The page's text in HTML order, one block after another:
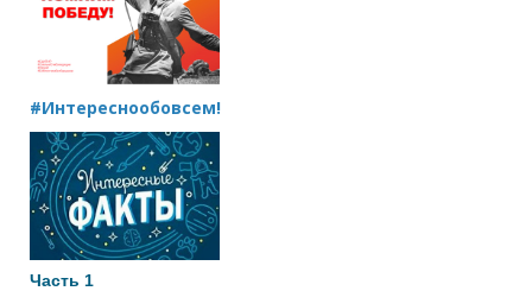
#Интереснообовсем!
Часть 1